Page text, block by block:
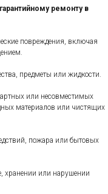
ремонту в
повреждения, включая
предметы или жидкости.
или несовместимых
материалов или чистящих
пожара или бытовых
хранении или нарушении